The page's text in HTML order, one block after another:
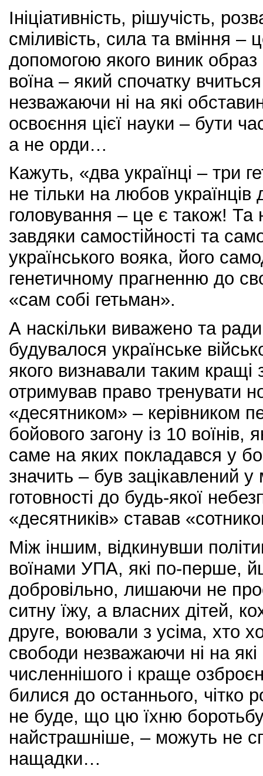
Ініціативність, рішучість,
сміливість, сила та вміння –
допомогою якого виник образ
воїна – який спочатку
незважаючи ні на які
освоєння цієї науки – бути
а не орди…
Кажуть, «два українці – три
не тільки на любов українців
головування – це є також!
завдяки самостійності та
українського вояка, його
генетичному прагненню до
«сам собі гетьман».
А наскільки виважено та
будувалося українське
якого визнавали таким кращі
отримував право тренувати
«десятником» – керівником
бойового загону із 10 воїнів,
саме на яких покладався у
значить – був зацікавлений у
готовності до будь-якої
«десятників» ставав
Між іншим, відкинувши
воїнами УПА, які по-перше,
добровільно, лишаючи не
ситну їжу, а власних дітей,
друге, воювали з усіма, хто
свободи незважаючи ні на
численнішого і краще
билися до останнього, чітко
не буде, що цю їхню
найстрашніше, – можуть не
нащадки…